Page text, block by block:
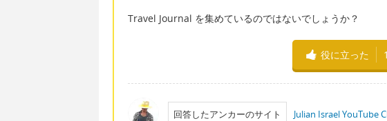
Travel Journal を集めているのではないでしょうか？
役に立った
回答したアンカーのサイト Julian Israel YouTube